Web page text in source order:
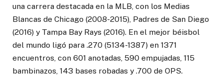
una carrera destacada en la MLB, con los Medias
Blancas de Chicago (2008-2015), Padres de San Diego
(2016) y Tampa Bay Rays (2016). En el mejor béisbol
del mundo ligó para .270 (5134-1387) en 1371
encuentros, con 601 anotadas, 590 empujadas, 115
bambinazos, 143 bases robadas y .700 de OPS.